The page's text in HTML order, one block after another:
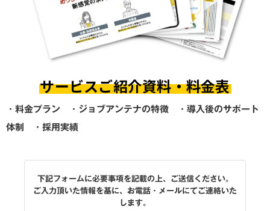
サービスご紹介資料・料金表
・料金プラン ・ジョブアンテナの特徴 ・導入後のサポート
体制 ・採用実績
下記フォームに必要事項を記載の上、ご送信ください。
ご入力頂いた情報を基に、お電話・メールにてご連絡いた
します。